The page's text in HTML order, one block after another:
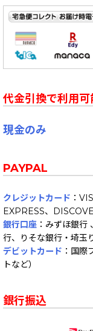
代金引換で利用
現金のみ
PAYPAL
クレジットカード ：
EXPRESS、
銀行口座 ：みずほ銀
行、りそな銀行・埼玉
デビットカード ：国際
トなど）
銀行振込